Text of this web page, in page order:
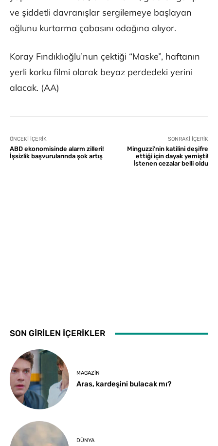
ve şiddetli davranışlar sergilemeye başlayan
oğlunu kurtarma çabasını odağına alıyor.
Koray Fındıklıoğlu’nun çektiği “Maske”, haftanın
yerli korku filmi olarak beyaz perdedeki yerini
alacak. (AA)
ÖNCEKI İÇERIK
ABD ekonomisinde alarm zilleri!
İşsizlik başvurularında şok artış
SONRAKI İÇERIK
Minguzzi’nin katilini deşifre
ettiği için dayak yemişti!
İstenen cezalar belli oldu
SON GİRİLEN İÇERİKLER
MAGAZIN
Aras, kardeşini bulacak mı?
DÜNYA